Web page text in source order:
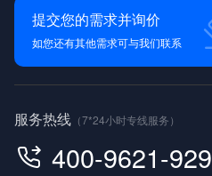
提交您的需求并询价
如您还有其他需求可与我们联系
服务热线 （7*24小时专线服务）
400-9621-929